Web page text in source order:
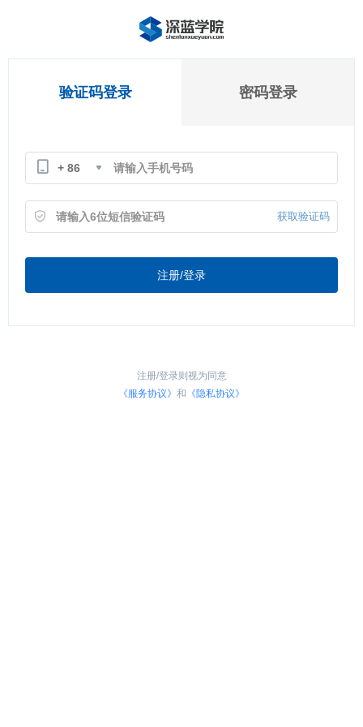
验证码登录 密码登录
+ 86
获取验证码
注册/登录
注册/登录则视为同意
《服务协议》 和 《隐私协议》